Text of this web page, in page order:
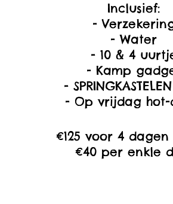
Inclusief:
-
- Water
- 10 & 4
- Kamp
-
- Op vrijdag hot-
€125 voor 4
€40 per enkle